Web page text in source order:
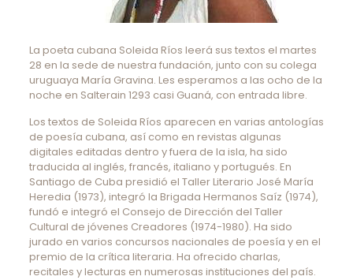
La poeta cubana Soleida Ríos leerá sus textos el martes
28 en la sede de nuestra fundación, junto con su colega
uruguaya María Gravina. Les esperamos a las ocho de la
noche en Salterain 1293 casi Guaná, con entrada libre.
Los textos de Soleida Ríos aparecen en varias antologías
de poesía cubana, así como en revistas algunas
digitales editadas dentro y fuera de la isla, ha sido
traducida al inglés, francés, italiano y portugués. En
Santiago de Cuba presidió el Taller Literario José María
Heredia (1973), integró la Brigada Hermanos Saíz (1974),
fundó e integró el Consejo de Dirección del Taller
Cultural de jóvenes Creadores (1974-1980). Ha sido
jurado en varios concursos nacionales de poesía y en el
premio de la crítica literaria. Ha ofrecido charlas,
recitales y lecturas en numerosas instituciones del país.